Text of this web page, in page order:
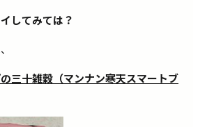
してみては？
三十雑穀（マンナン寒天スマートブ